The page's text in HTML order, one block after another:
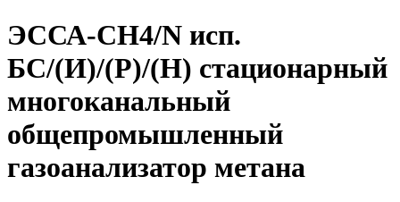
ЭССА-СН4/N исп.
БС/(И)/(Р)/(Н) стационарный
многоканальный
общепромышленный
газоанализатор метана